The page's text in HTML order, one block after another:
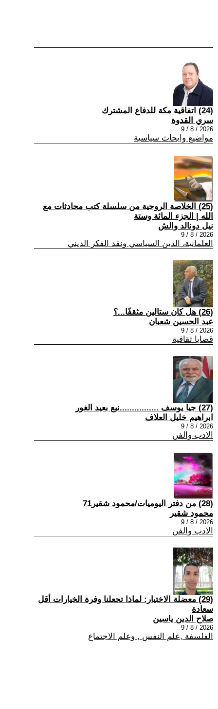
(24) اتفاقية مكة للدفاع المشترك
سري القدوة
2026 / 8 / 9
مواضيع وابحاث سياسية
(25) الخلاصة الروحية من سلسلة كتب محادثات مع
الله | الجزء المائة وستة
نيل دونالد والش
2026 / 8 / 9
العلمانية، الدين السياسي ونقد الفكر الديني
(26) هل كان ستالين مثقفًا...؟
عبد الحسين شعبان
2026 / 8 / 9
قضايا ثقافية
(27) جيا يوسف ................نبع بعيد الغور
ابراهيم خليل العلاف
2026 / 8 / 9
الادب والفن
(28) من دفتر اليوميات/محمود شقير71
محمود شقير
2026 / 8 / 9
الادب والفن
(29) معضلة الاختيار: لماذا تجعلنا وفرة الخيارات أقل
سعادة
صلاح الدين ياسين
2026 / 8 / 9
الفلسفة ,علم النفس , وعلم الاجتماع